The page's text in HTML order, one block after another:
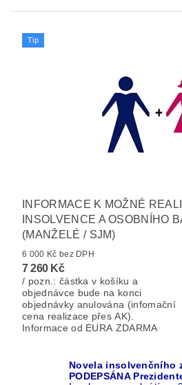
Tip
INFORMACE K MOŽNÉ
INSOLVENCE A OSOBNÍHO
(MANŽELÉ / SJM)
6 000 Kč bez DPH
7 260 Kč
/ pozn.: částka v košíku a
objednávce bude na konci
objednávky anulována (infomační
cena realizace přes AK).
Informace od EURA ZDARMA
Novela insolvenčního
PODEPSÁNA